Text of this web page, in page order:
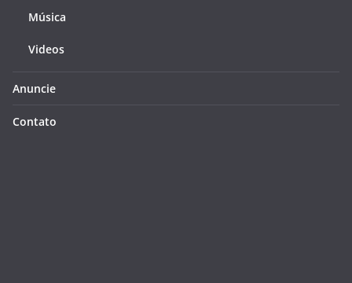
Música
Videos
Anuncie
Contato